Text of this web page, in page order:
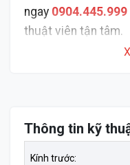
ngay 0904.445.999
thuật viên tận tâm.
Thông tin kỹ
Kính trước: